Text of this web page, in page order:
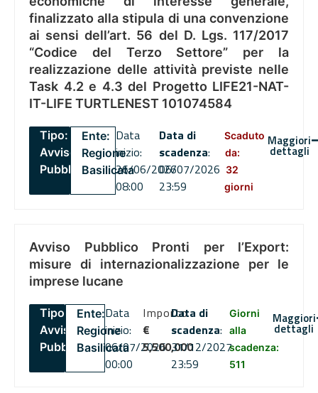
finalizzato alla stipula di una convenzione
ai sensi dell’art. 56 del D. Lgs. 117/2017
“Codice del Terzo Settore” per la
realizzazione delle attività previste nelle
Task 4.2 e 4.3 del Progetto LIFE21-NAT-
IT-LIFE TURTLENEST 101074584
Tipo:
Avviso
Pubblico
Ente:
Regione
Basilicata
Data
inizio:
26/06/2026
08:00
Data di
scadenza:
06/07/2026
23:59
Scaduto
da:
32
giorni
Maggiori
dettagli
Avviso Pubblico Pronti per l’Export:
misure di internazionalizzazione per le
imprese lucane
Tipo:
Avviso
Pubblico
Ente:
Regione
Basilicata
Data
inizio:
06/07/2026
00:00
Importo
€
5,500,000
Data di
scadenza:
31/12/2027
23:59
Giorni
alla
scadenza:
511
Maggiori
dettagli